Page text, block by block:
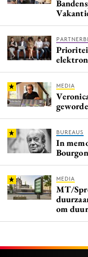
MEDIA
BUREAUS
In
MEDIA
MT/
om